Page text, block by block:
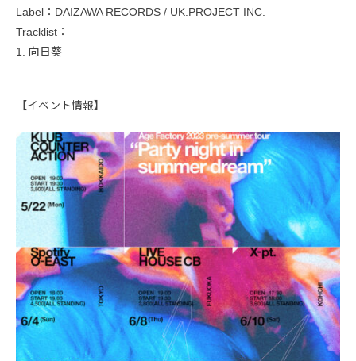
Label：DAIZAWA RECORDS / UK.PROJECT INC.
Tracklist：
1. 向日葵
【イベント情報】